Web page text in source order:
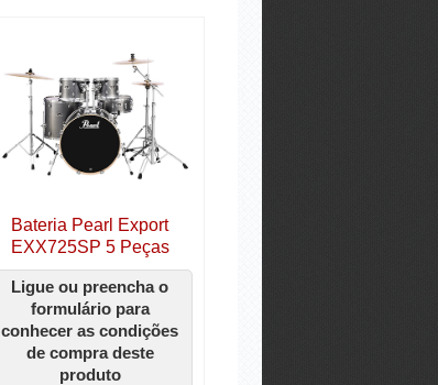
Bateria Pearl Export
EXX725SP 5 Peças
Ligue ou preencha o
formulário para
conhecer as condições
de compra deste
produto